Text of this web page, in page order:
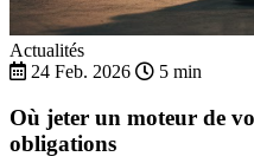
Actualités
24 Feb. 2026
5 min
Où jeter un moteur de
obligations